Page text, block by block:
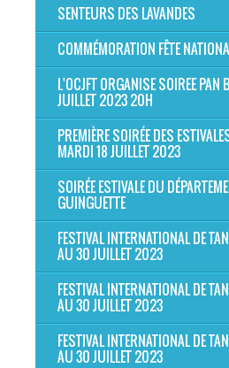
SENTEURS DES LAVANDES
COMMÉMORATION FÊTE
L'OCJFT ORGANISE SOIREE PAN
JUILLET 2023 20H
PREMIÈRE SOIRÉE DES
MARDI 18 JUILLET 2023
SOIRÉE ESTIVALE DU
GUINGUETTE
FESTIVAL INTERNATIONAL DE
AU 30 JUILLET 2023
FESTIVAL INTERNATIONAL DE
AU 30 JUILLET 2023
FESTIVAL INTERNATIONAL DE
AU 30 JUILLET 2023